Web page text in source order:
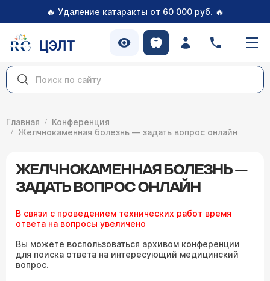
🔥 Удаление катаракты от 60 000 руб. 🔥
ЦЭЛТ
Главная
Конференция
Желчнокаменная болезнь — задать вопрос онлайн
ЖЕЛЧНОКАМЕННАЯ БОЛЕЗНЬ —
ЗАДАТЬ ВОПРОС ОНЛАЙН
В связи с проведением технических работ время
ответа на вопросы увеличено
Вы можете воспользоваться архивом конференции
для поиска ответа на интересующий медицинский
вопрос.